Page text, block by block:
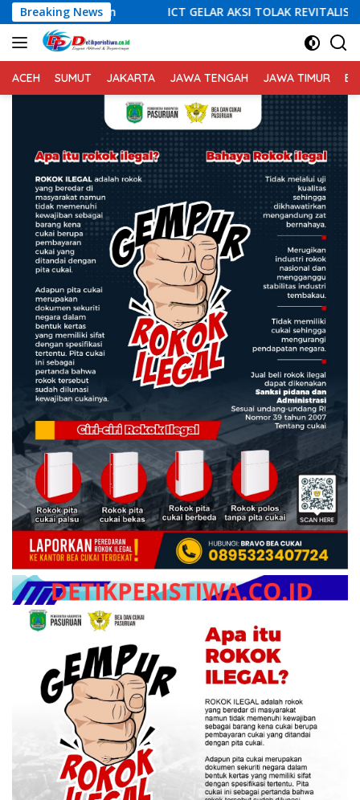
Langsung
ke
konten
Breaking NewsICT GELAR AKSI TOLAK REVITALISASI SITU
ACEH SUMUT JAKARTA JAWA TENGAH JAWA TIMUR